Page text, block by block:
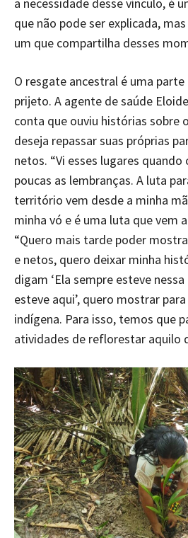
que não pode ser explicada,
um que compartilha desses
O resgate ancestral é uma
prijeto. A agente de saúde
conta que ouviu histórias sobre
deseja repassar suas próprias
netos. “Vi esses lugares quando
poucas as lembranças. A luta
território vem desde a minha
minha vó e é uma luta que vem
“Quero mais tarde poder
e netos, quero deixar minha
digam ‘Ela sempre esteve
esteve aqui’, quero mostrar
indígena. Para isso, temos que
atividades de reflorestar aquilo